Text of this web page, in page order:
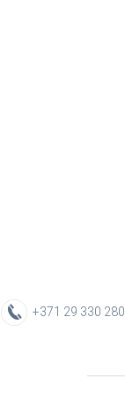
+371 29 330 280